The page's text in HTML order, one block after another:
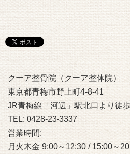
クーア整骨院（クーア整体院）
東京都青梅市野上町4-8-41
JR青梅線「河辺」駅北口より徒
TEL: 0428-23-3337
営業時間:
月火木金 9:00～12:30 / 15:00～